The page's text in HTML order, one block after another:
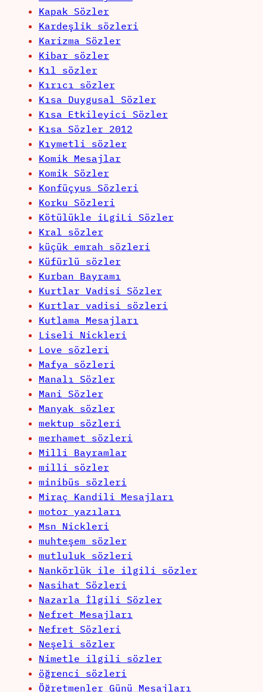
Kapak Sözler
Kardeşlik sözleri
Karizma Sözler
Kibar sözler
Kıl sözler
Kırıcı sözler
Kısa Duygusal Sözler
Kısa Etkileyici Sözler
Kısa Sözler 2012
Kıymetli sözler
Komik Mesajlar
Komik Sözler
Konfüçyus Sözleri
Korku Sözleri
Kötülükle iLgiLi Sözler
Kral sözler
küçük emrah sözleri
Küfürlü sözler
Kurban Bayramı
Kurtlar Vadisi Sözler
Kurtlar vadisi sözleri
Kutlama Mesajları
Liseli Nickleri
Love sözleri
Mafya sözleri
Manalı Sözler
Mani Sözler
Manyak sözler
mektup sözleri
merhamet sözleri
Milli Bayramlar
milli sözler
minibüs sözleri
Miraç Kandili Mesajları
motor yazıları
Msn Nickleri
muhteşem sözler
mutluluk sözleri
Nankörlük ile ilgili sözler
Nasihat Sözleri
Nazarla İlgili Sözler
Nefret Mesajları
Nefret Sözleri
Neşeli sözler
Nimetle ilgili sözler
öğrenci sözleri
Öğretmenler Günü Mesajları